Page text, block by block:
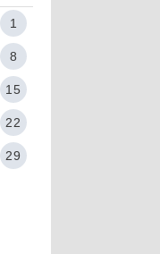
1
8
15
22
29